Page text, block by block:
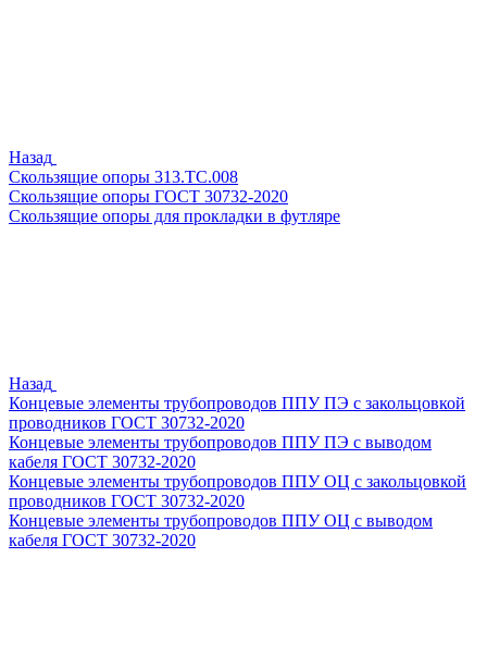
Назад
Скользящие опоры 313.ТС.008
Скользящие опоры ГОСТ 30732-2020
Скользящие опоры для прокладки в футляре
Назад
Концевые элементы трубопроводов ППУ ПЭ с закольцовкой
проводников ГОСТ 30732-2020
Концевые элементы трубопроводов ППУ ПЭ с выводом
кабеля ГОСТ 30732-2020
Концевые элементы трубопроводов ППУ ОЦ с закольцовкой
проводников ГОСТ 30732-2020
Концевые элементы трубопроводов ППУ ОЦ с выводом
кабеля ГОСТ 30732-2020